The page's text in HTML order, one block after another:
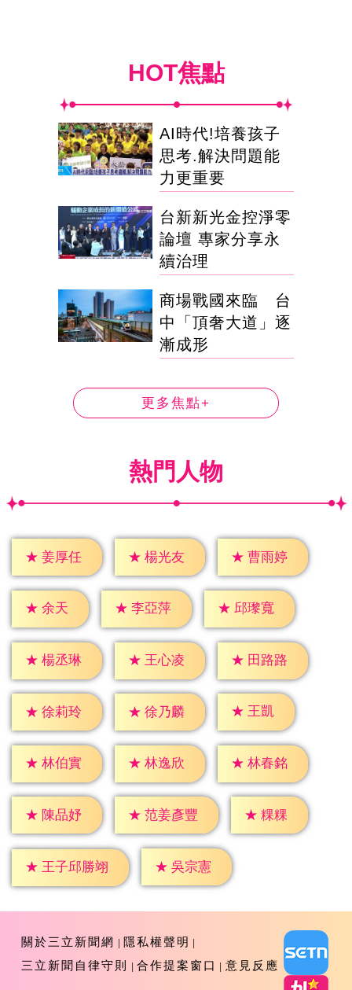
HOT焦點
AI時代!培養孩子
思考.解決問題能
力更重要
台新新光金控淨零
論壇 專家分享永
續治理
商場戰國來臨 台
中「頂奢大道」逐
漸成形
更多焦點+
熱門人物
★ 姜厚任 ★ 楊光友 ★ 曹雨婷
★ 余天 ★ 李亞萍 ★ 邱瓈寬
★ 楊丞琳 ★ 王心凌 ★ 田路路
★ 徐莉玲 ★ 徐乃麟 ★ 王凱
★ 林伯實 ★ 林逸欣 ★ 林春銘
★ 陳品妤 ★ 范姜彥豐 ★ 粿粿
★ 王子邱勝翊 ★ 吳宗憲
關於三立新聞網
隱私權聲明
三立新聞自律守則
合作提案窗口 意見反應